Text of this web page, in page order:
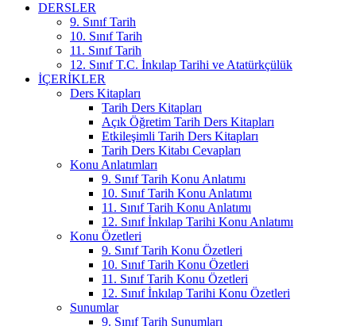
DERSLER
9. Sınıf Tarih
10. Sınıf Tarih
11. Sınıf Tarih
12. Sınıf T.C. İnkılap Tarihi ve Atatürkçülük
İÇERIKLER
Ders Kitapları
Tarih Ders Kitapları
Açık Öğretim Tarih Ders Kitapları
Etkileşimli Tarih Ders Kitapları
Tarih Ders Kitabı Cevapları
Konu Anlatımları
9. Sınıf Tarih Konu Anlatımı
10. Sınıf Tarih Konu Anlatımı
11. Sınıf Tarih Konu Anlatımı
12. Sınıf İnkılap Tarihi Konu Anlatımı
Konu Özetleri
9. Sınıf Tarih Konu Özetleri
10. Sınıf Tarih Konu Özetleri
11. Sınıf Tarih Konu Özetleri
12. Sınıf İnkılap Tarihi Konu Özetleri
Sunumlar
9. Sınıf Tarih Sunumları